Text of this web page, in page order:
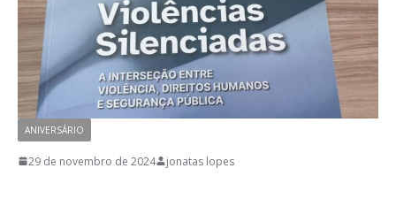
ANIVERSÁRIO
29 de novembro de 2024 jonatas lopes